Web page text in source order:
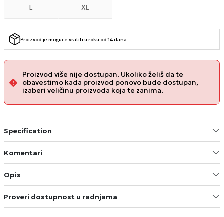
L XL
Proizvod je moguce vratiti u roku od 14 dana.
Proizvod više nije dostupan. Ukoliko želiš da te
obavestimo kada proizvod ponovo bude dostupan,
izaberi veličinu proizvoda koja te zanima.
Specification
Komentari
Opis
Proveri dostupnost u radnjama